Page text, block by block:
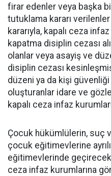
firar edenler veya başka
tutuklama kararı
kararıyla, kapalı ceza
kapatma disiplin cezası
olanlar veya asayiş ve
disiplin cezası
düzeni ya da kişi güvenliği
oluşturanlar idare ve
kapalı ceza infaz
Çocuk hükümlülerin, suç
çocuk eğitimevlerine
eğitimevlerinde
ceza infaz kurumlarına